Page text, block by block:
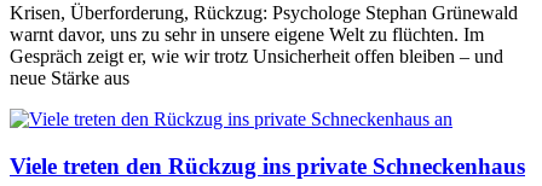
Krisen, Überforderung, Rückzug: Psychologe Stephan Grünewald
warnt davor, uns zu sehr in unsere eigene Welt zu flüchten. Im
Gespräch zeigt er, wie wir trotz Unsicherheit offen bleiben – und
neue Stärke aus
Viele treten den Rückzug ins private Schneckenhaus